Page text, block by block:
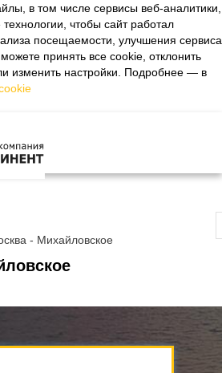
в том числе сервисы веб-аналитики,
чтобы сайт работал
посещаемости, улучшения сервиса
принять все cookie, отклонить
изменить настройки. Подробнее — в
- Михайловское